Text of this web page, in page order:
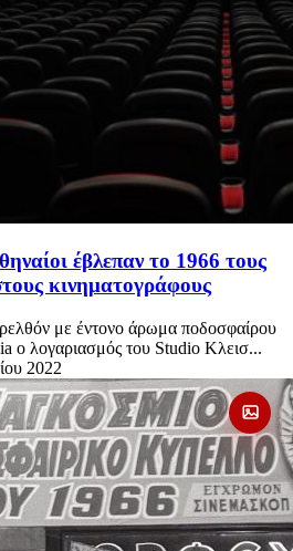
έβλεπαν το 1966 τους
κινηματογράφους
με έντονο άρωμα ποδοσφαίρου
ο λογαριασμός του Studio Κλεισ...
2022